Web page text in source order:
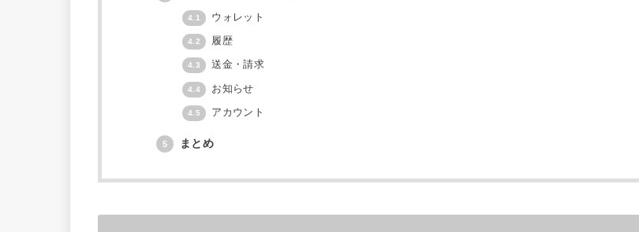
4.1 ウォレット
4.2 履歴
4.3 送金・請求
4.4 お知らせ
4.5 アカウント
5 まとめ